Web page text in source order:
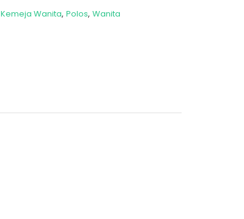
Kemeja Wanita Polos Wanita